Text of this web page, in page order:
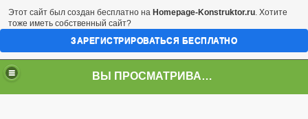
ВЫ ПРОСМАТРИВАЕТЕ СТРАНИЦУ
Этот сайт был создан бесплатно на Homepage-Konstruktor.ru. Хотите
тоже иметь собственный сайт?
ЗАРЕГИСТРИРОВАТЬСЯ БЕСПЛАТНО